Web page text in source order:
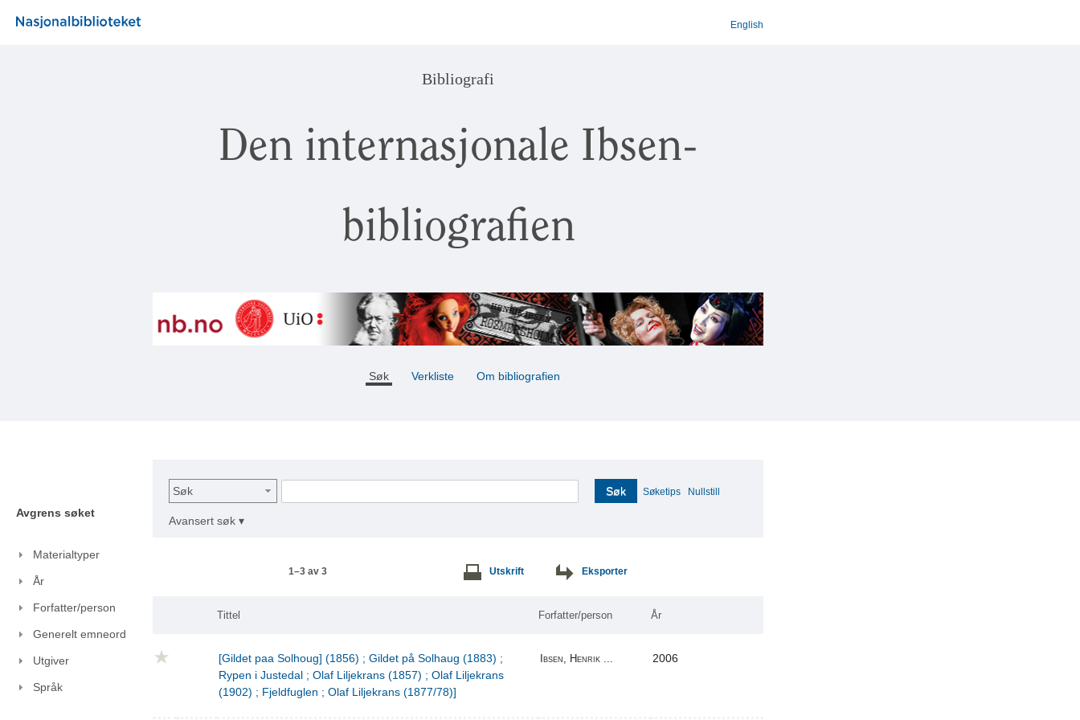
English
Bibliografi
Den internasjonale Ibsen-
bibliografien
Søk Verkliste Om bibliografien
Avgrens søket
Materialtyper
År
Forfatter/person
Generelt emneord
Utgiver
Språk
Søk Søk Søketips Nullstill
Avansert søk ▾
1–3 av 3 Utskrift Eksporter
Tittel Forfatter/person År
[Gildet paa Solhoug] (1856) ; Gildet på Solhaug (1883) ;
Rypen i Justedal ; Olaf Liljekrans (1857) ; Olaf Liljekrans
(1902) ; Fjeldfuglen ; Olaf Liljekrans (1877/78)]
Ibsen, Henrik ... 2006